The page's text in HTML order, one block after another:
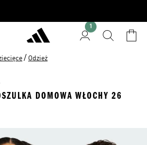
1
/ Odzież
DOMOWA WŁOCHY 26